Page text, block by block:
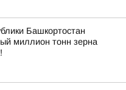
Башкортостан
миллион тонн зерна